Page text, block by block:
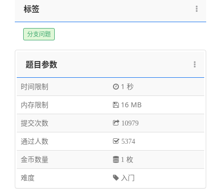
标签
分支问题
题目参数
时间限制
1 秒
内存限制
16 MB
提交次数
10979
通过人数 5374
金币数量 1 枚
难度 入门